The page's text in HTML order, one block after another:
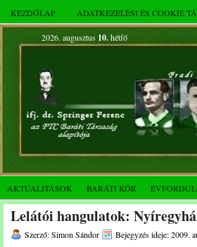
KEZDŐLAP ADATKEZELÉSI ÉS COOKIE
2026. augusztus 10.hétfő
AKTUALITÁSOK BARÁTI KÖR
Lelátói hangulatok:
Szerző: Simon Sándor Bejegyzés ideje: 2009.